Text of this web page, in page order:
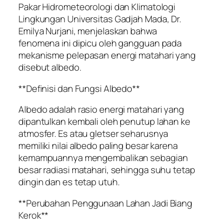
Pakar Hidrometeorologi dan Klimatologi
Lingkungan Universitas Gadjah Mada, Dr.
Emilya Nurjani, menjelaskan bahwa
fenomena ini dipicu oleh gangguan pada
mekanisme pelepasan energi matahari yang
disebut albedo.
**Definisi dan Fungsi Albedo**
Albedo adalah rasio energi matahari yang
dipantulkan kembali oleh penutup lahan ke
atmosfer. Es atau gletser seharusnya
memiliki nilai albedo paling besar karena
kemampuannya mengembalikan sebagian
besar radiasi matahari, sehingga suhu tetap
dingin dan es tetap utuh.
**Perubahan Penggunaan Lahan Jadi Biang
Kerok**